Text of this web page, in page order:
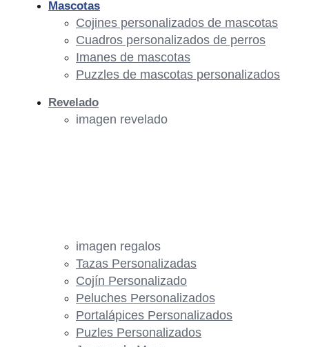
imagen regalos
Tazas Personalizadas
Cojín Personalizado
Peluches Personalizados
Portalápices Personalizados
Puzles Personalizados
Mascotas
Cojines personalizados de mascotas
Cuadros personalizados de perros
Imanes de mascotas
Puzzles de mascotas personalizados
Revelado
imagen revelado